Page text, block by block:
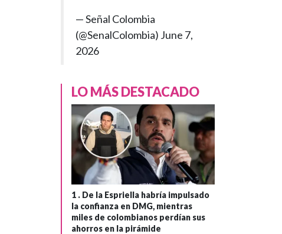
— Señal Colombia
(@SenalColombia) June 7,
2026
LO MÁS DESTACADO
1 . De la Espriella habría impulsado
la confianza en DMG, mientras
miles de colombianos perdían sus
ahorros en la pirámide